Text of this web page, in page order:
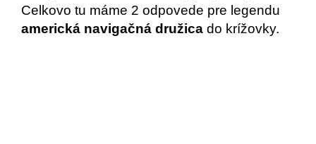
Celkovo tu máme 2 odpovede pre legendu
americká navigačná družica do krížovky.